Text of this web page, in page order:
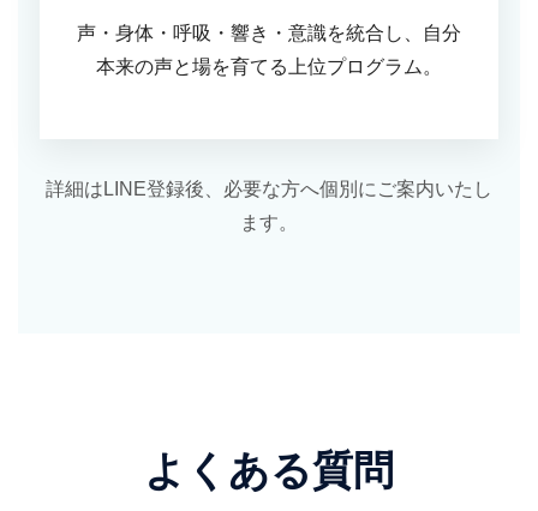
声・身体・呼吸・響き・意識を統合し、自分
本来の声と場を育てる上位プログラム。
詳細はLINE登録後、必要な方へ個別にご案内いたし
ます。
よくある質問